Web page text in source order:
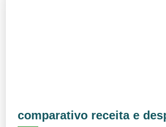
comparativo receita e